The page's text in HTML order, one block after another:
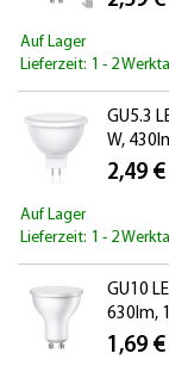
Auf Lager
Lieferzeit: 1 - 2
GU5.3
W,
2,49 €
Auf Lager
Lieferzeit: 1 - 2
GU10
630lm,
1,69 €